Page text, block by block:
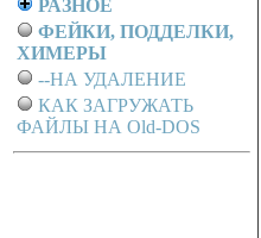
РАЗНОЕ
ФЕЙКИ, ПОДДЕЛКИ,
ХИМЕРЫ
--НА УДАЛЕНИЕ
КАК ЗАГРУЖАТЬ
ФАЙЛЫ НА Old-DOS